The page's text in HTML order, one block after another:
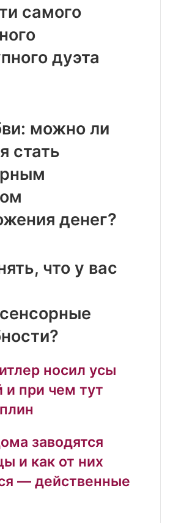
самого
дуэта
можно ли
стать
денег?
что у вас
носил усы
и при чем тут
заводятся
и как от них
— действенные